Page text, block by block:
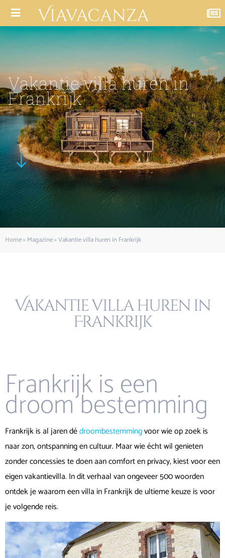
Vakantie villa huren in
Frankrijk
Home»Magazine»Vakantie villa huren in Frankrijk
Vakantie villa huren in
Frankrijk
Frankrijk is een
droom bestemming
Frankrijk is al jaren dédroombestemmingvoor wie op zoek is
naar zon, ontspanning en cultuur. Maar wie écht wil genieten
zonder concessies te doen aan comfort en privacy, kiest voor een
eigen vakantievilla. In dit verhaal van ongeveer 500 woorden
ontdek je waarom een villa in Frankrijk de ultieme keuze is voor
je volgende reis.